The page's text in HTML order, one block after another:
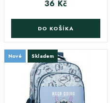
Cena
36 Kč
DO KOŠÍKA
Nové Skladem